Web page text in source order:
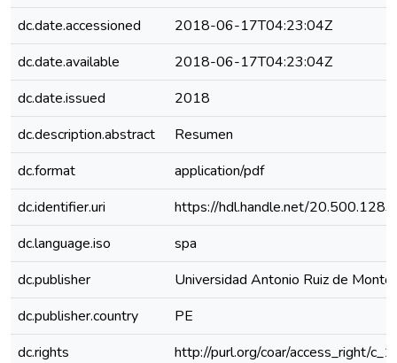
dc.date.accessioned
2018-06-17T04:23:04Z
dc.date.available
2018-06-17T04:23:04Z
dc.date.issued
2018
dc.description.abstract
Resumen
dc.format
application/pdf
dc.identifier.uri
https://hdl.handle.net/
dc.language.iso
spa
dc.publisher
Universidad Antonio Ruiz de
dc.publisher.country
PE
dc.rights
http://purl.org/coar/access_right/